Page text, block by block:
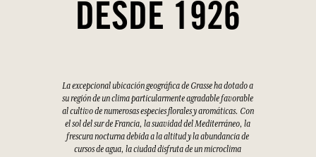
DESDE 1926
La excepcional ubicación geográfica de Grasse ha dotado a
su región de un clima particularmente agradable favorable
al cultivo de numerosas especies florales y aromáticas. Con
el sol del sur de Francia, la suavidad del Mediterráneo, la
frescura nocturna debida a la altitud y la abundancia de
cursos de agua, la ciudad disfruta de un microclima